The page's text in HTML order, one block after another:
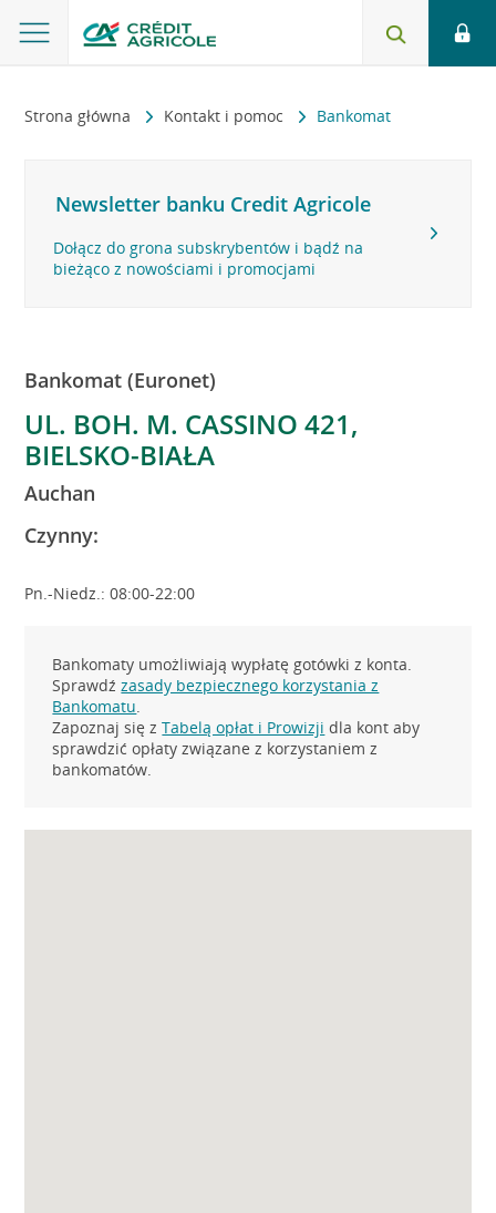
Strona główna Kontakt i pomoc Bankomat
Newsletter banku Credit Agricole
Dołącz do grona subskrybentów i bądź na
bieżąco z nowościami i promocjami
Bankomat (Euronet)
UL. BOH. M. CASSINO 421,
BIELSKO-BIAŁA
Auchan
Czynny:
Pn.-Niedz.: 08:00-22:00
Bankomaty umożliwiają wypłatę gotówki z konta.
Sprawdźzasady bezpiecznego korzystania z
Bankomatu.
Zapoznaj się zTabelą opłat i Prowizji dla kont aby
sprawdzić opłaty związane z korzystaniem z
bankomatów.